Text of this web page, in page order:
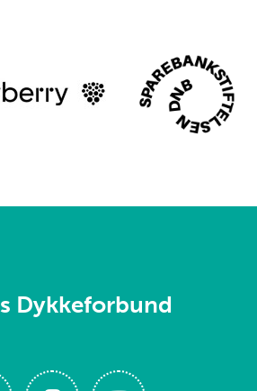
Dykkeforbund